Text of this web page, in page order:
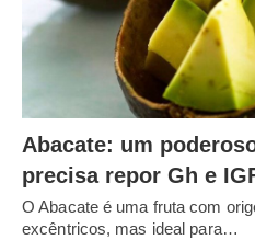
Abacate: um
precisa repor Gh e
O Abacate é uma fruta com
excêntricos, mas ideal para…